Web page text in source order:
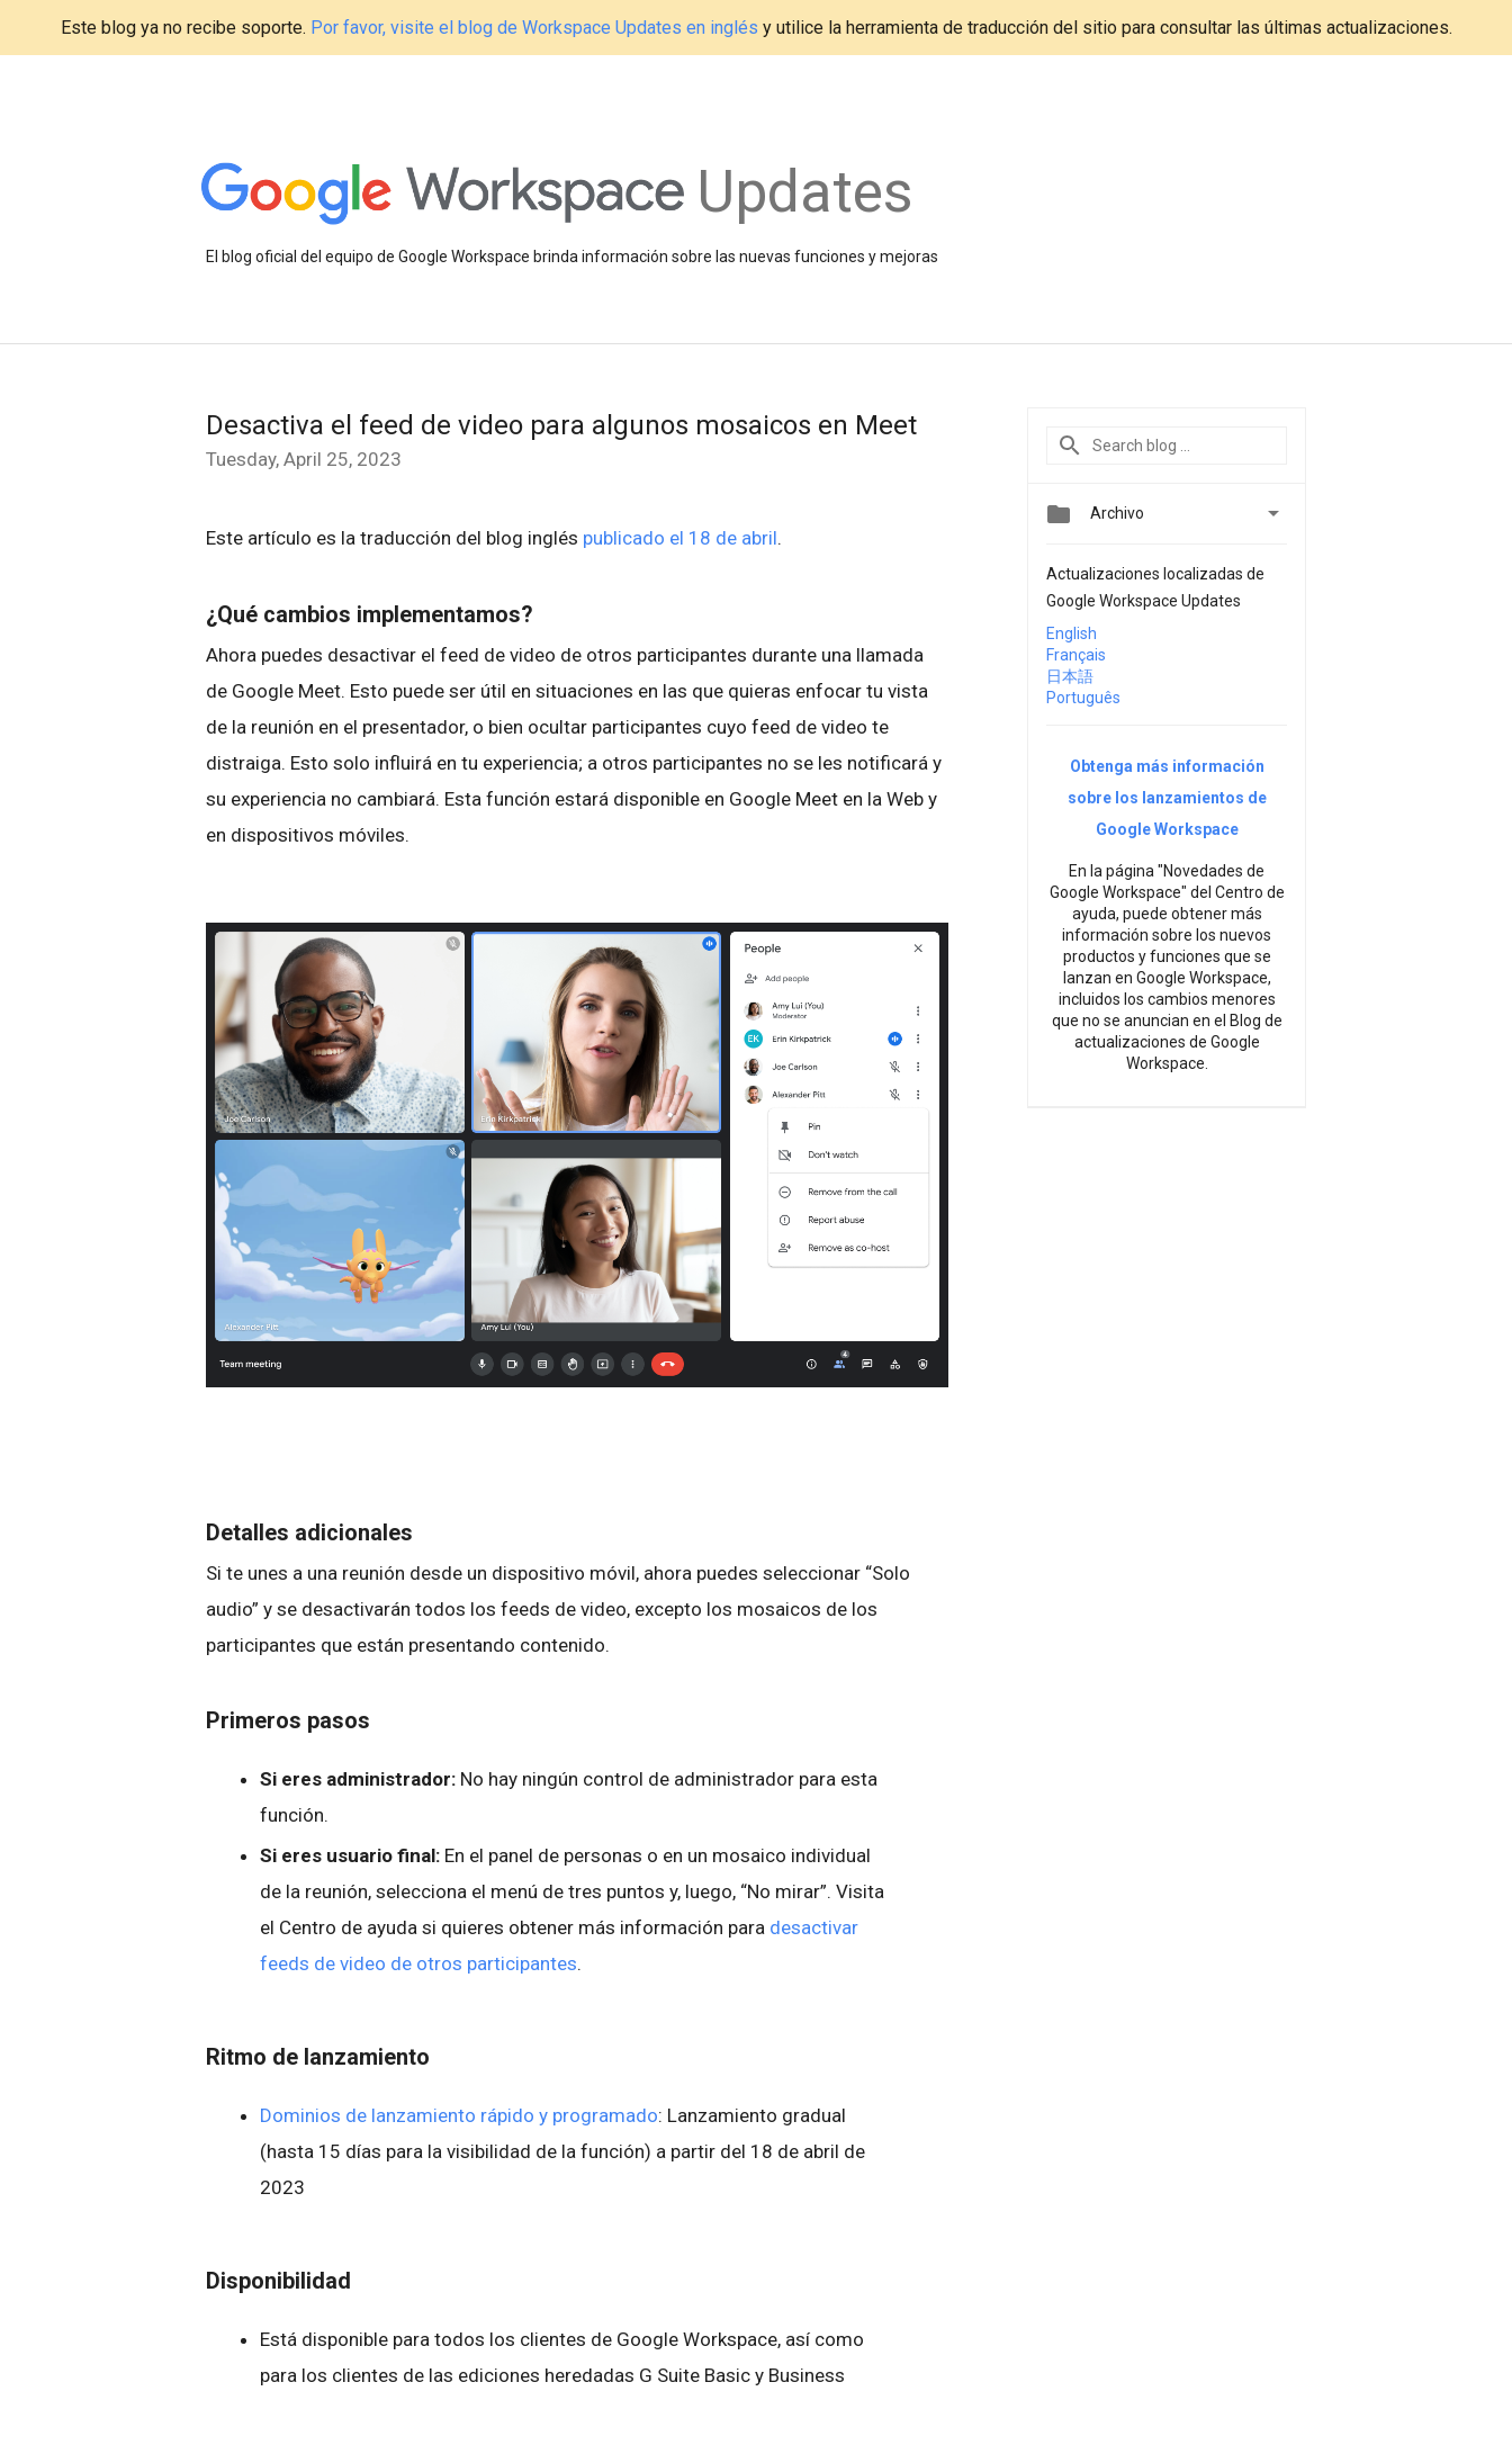
Este blog ya no recibe soporte. Por favor, visite el blog de Workspace Updates en inglés y utilice la herramienta de traducción del sitio para consultar las últimas actualizaciones.
Updates
El blog oficial del equipo de Google Workspace brinda información sobre las nuevas funciones y mejoras
Desactiva el feed de video para algunos mosaicos en Meet
Tuesday, April 25, 2023
Este artículo es la traducción del blog inglés publicado el 18 de abril.
¿Qué cambios implementamos?
Ahora puedes desactivar el feed de video de otros participantes durante una llamada
de Google Meet. Esto puede ser útil en situaciones en las que quieras enfocar tu vista
de la reunión en el presentador, o bien ocultar participantes cuyo feed de video te
distraiga. Esto solo influirá en tu experiencia; a otros participantes no se les notificará y
su experiencia no cambiará. Esta función estará disponible en Google Meet en la Web y
en dispositivos móviles.
Detalles adicionales
Si te unes a una reunión desde un dispositivo móvil, ahora puedes seleccionar “Solo
audio” y se desactivarán todos los feeds de video, excepto los mosaicos de los
participantes que están presentando contenido.
Primeros pasos
Si eres administrador: No hay ningún control de administrador para esta
función.
Si eres usuario final: En el panel de personas o en un mosaico individual
de la reunión, selecciona el menú de tres puntos y, luego, “No mirar”. Visita
el Centro de ayuda si quieres obtener más información para desactivar
feeds de video de otros participantes.
Ritmo de lanzamiento
Dominios de lanzamiento rápido y programado: Lanzamiento gradual
(hasta 15 días para la visibilidad de la función) a partir del 18 de abril de
2023
Disponibilidad
Está disponible para todos los clientes de Google Workspace, así como
para los clientes de las ediciones heredadas G Suite Basic y Business
 Archivo 
Actualizaciones localizadas de
Google Workspace Updates
English
Français
日本語
Português
Obtenga más información
sobre los lanzamientos de
Google Workspace
En la página "Novedades de
Google Workspace" del Centro de
ayuda, puede obtener más
información sobre los nuevos
productos y funciones que se
lanzan en Google Workspace,
incluidos los cambios menores
que no se anuncian en el Blog de
actualizaciones de Google
Workspace.